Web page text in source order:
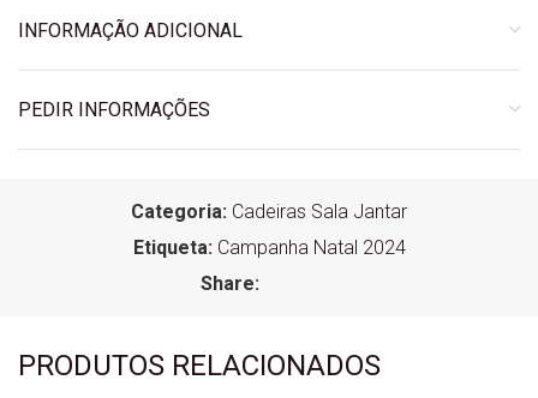
INFORMAÇÃO ADICIONAL
PEDIR INFORMAÇÕES
Categoria: Cadeiras Sala Jantar
Etiqueta: Campanha Natal 2024
Share:
PRODUTOS RELACIONADOS